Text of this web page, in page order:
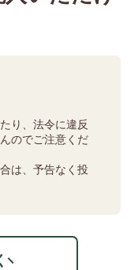
り、法令に違反
のでご注意くだ
は、予告なく投